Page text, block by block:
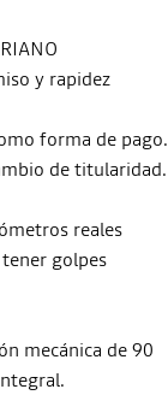
y rapidez
forma de pago.
de titularidad.
reales
golpes
mecánica de 90